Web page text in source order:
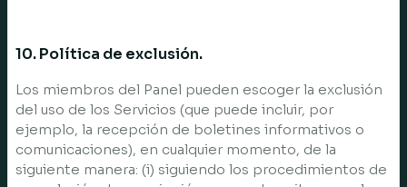
10. Política de exclusión.
Los miembros del Panel pueden escoger la exclusión
del uso de los Servicios (que puede incluir, por
ejemplo, la recepción de boletines informativos o
comunicaciones), en cualquier momento, de la
siguiente manera: (i) siguiendo los procedimientos de